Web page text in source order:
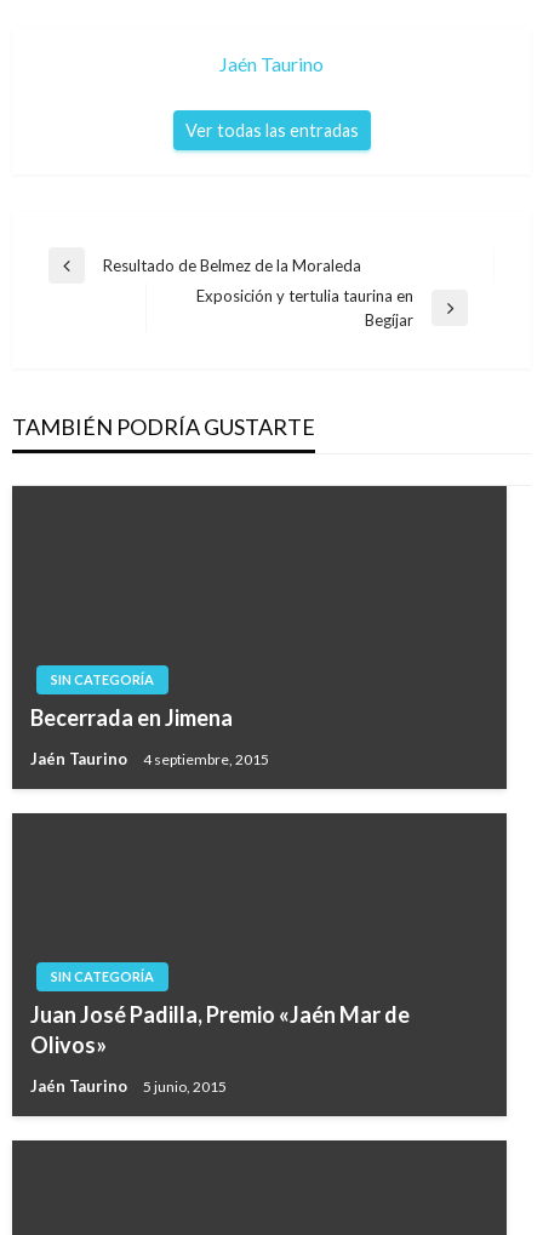
Jaén Taurino
Ver todas las entradas
Navegación
Entrada
Resultado de Belmez de la Moraleda
Exposición y tertulia taurina en
Begíjar
TAMBIÉN PODRÍA GUSTARTE
SIN CATEGORÍA
Becerrada en Jimena
Jaén Taurino 4 septiembre, 2015
SIN CATEGORÍA
Juan José Padilla, Premio «Jaén Mar de
Olivos»
Jaén Taurino 5 junio, 2015